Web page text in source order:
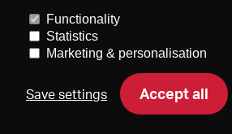
About us
Imprint
DE EN FR
Functionality
Statistics
Marketing & personalisation
Save settings Accept all